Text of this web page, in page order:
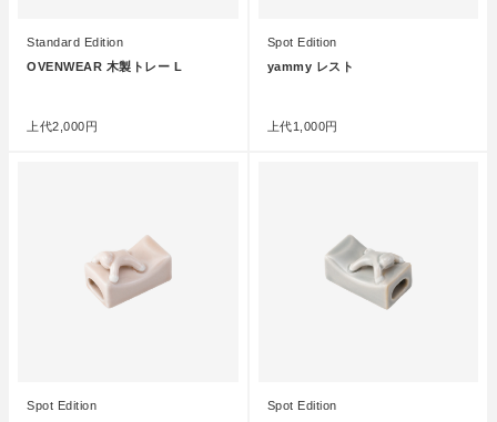
Standard Edition
OVENWEAR 木製トレー L
上代2,000円
Spot Edition
yammy レスト
上代1,000円
Spot Edition
Spot Edition